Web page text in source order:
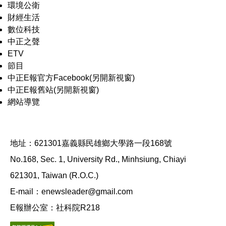
環境公衛
財經生活
數位科技
中正之聲
ETV
節目
中正E報官方Facebook(另開新視窗)
中正E報舊站(另開新視窗)
網站導覽
地址：621301嘉義縣民雄鄉大學路一段168號
No.168, Sec. 1, University Rd., Minhsiung, Chiayi
621301, Taiwan (R.O.C.)
E-mail：enewsleader@gmail.com
E報辦公室：社科院R218